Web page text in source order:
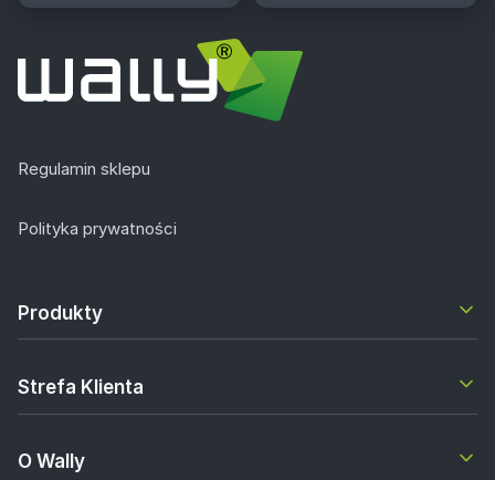
Regulamin sklepu
Polityka prywatności
Produkty
Strefa Klienta
O Wally